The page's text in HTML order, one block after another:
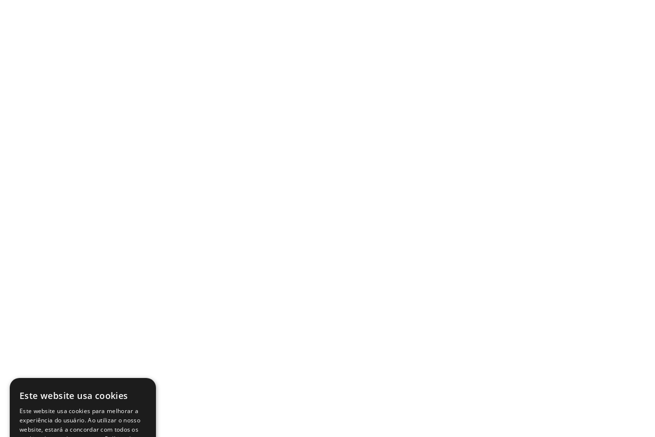
Este website usa cookies
Este website usa cookies para melhorar a
experiência do usuário. Ao utilizar o nosso
website, estará a concordar com todos os